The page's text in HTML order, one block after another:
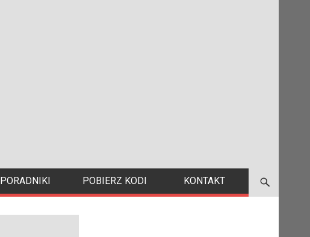
PORADNIKI POBIERZ KODI KONTAKT